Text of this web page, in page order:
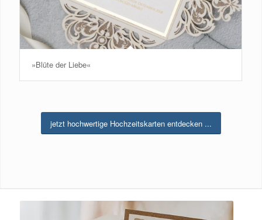
»Blüte der Liebe«
jetzt hochwertige Hochzeitskarten entdecken ...